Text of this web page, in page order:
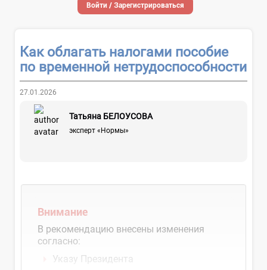
Войти / Зарегистрироваться
Как облагать налогами пособие
по временной нетрудоспособности
27.01.2026
Татьяна БЕЛОУСОВА
эксперт «Нормы»
Внимание
В рекомендацию внесены изменения
согласно:
Указу Президента